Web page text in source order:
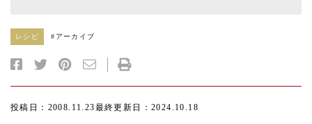
レシピ # アーカイブ
投稿日：2008.11.23最終更新日：2024.10.18